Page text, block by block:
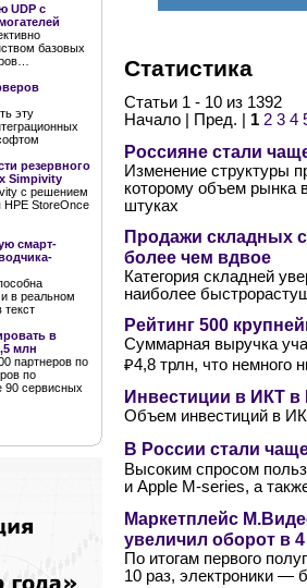
UDP с
базовых
эту
резервного
Simpivity
с решением
HPE StoreOnce
смарт-
в реальном
текст
в
млн
партнеров по
по
90 сервисных
Статистика
Статьи 1 - 10 из 1392
Начало | Пред. | 1 2 3 4
Россияне стали
Изменение структуры
которому объем рынка
штуках
Продажи складных
более чем вдвое
Категория складней
наиболее
Рейтинг 500
Суммарная выручка
₽4,8 трлн, что немного
Инвестиции в ИКТ в
Объем инвестиций в
В России стали
Высоким спросом
и Apple M-series, а
Маркетплейс
увеличил оборот в 4
По итогам первого
10 раз, электроники —